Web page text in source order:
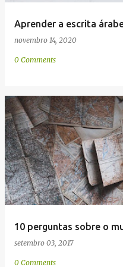
Aprender a escrita
novembro 14, 2020
0 Comments
10 perguntas sobre o
setembro 03, 2017
0 Comments